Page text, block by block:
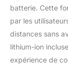
batterie. Cette
par les
distances sans
lithium-ion
expérience de